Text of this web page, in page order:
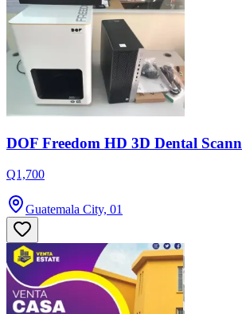
DOF Freedom HD 3D Dental Scann
Q1,700
Guatemala City, 01